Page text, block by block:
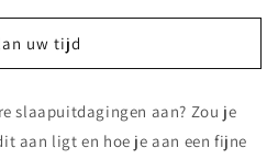
uw tijd
slaapuitdagingen aan? Zou je
aan ligt en hoe je aan een fijne